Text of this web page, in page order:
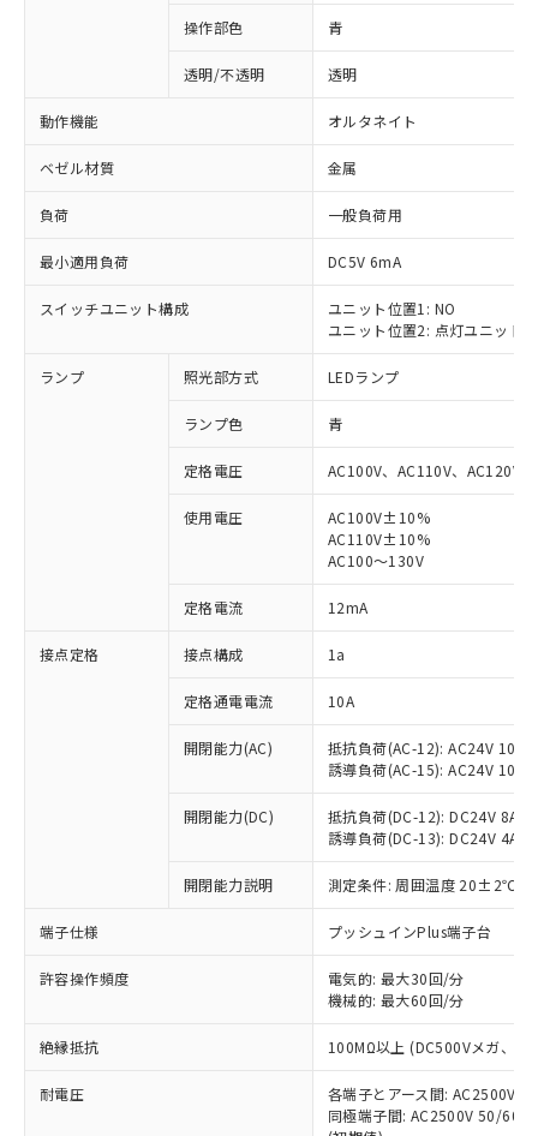
操作部色 青
透明/不透明 透明
動作機能 オルタネイト
ベゼル材質 金属
負荷 一般負荷用
最小適用負荷 DC5V 6mA
スイッチユニット構成
ユニット位置1: NO
ユニット位置2: 点灯ユニット
ランプ 照光部方式 LEDランプ
ランプ色 青
定格電圧 AC100V、AC110V、AC120V
使用電圧
AC100V±10%
AC110V±10%
AC100～130V
定格電流 12mA
接点定格 接点構成 1a
定格通電電流 10A
開閉能力(AC)
抵抗負荷(AC-12): AC24V 10A/
誘導負荷(AC-15): AC24V
開閉能力(DC)
抵抗負荷(DC-12): DC24V 8A/
誘導負荷(DC-13): DC24V 4A/
開閉能力説明 測定条件: 周囲温度 20±2℃、
端子仕様 プッシュインPlus端子台
許容操作頻度
電気的: 最大30回/分
機械的: 最大60回/分
絶縁抵抗 100MΩ以上 (DC500Vメガ、点
耐電圧
各端子とアース間: AC2500V
同極端子間: AC2500V 50/
ご利用条件
以下の条件をお読みいただき、同意のうえ
本サービスは、当社制御機器事業取扱
商品の当社在庫状況および標準価格
(税抜)を提供させていただくもので
当社制御機器事業取扱商品の中には、
ことをご了承ください。
在庫状況および標準価格照会結果は、
記載している更新日時点での社内デー
タに基づき作成されるものであり、閲
覧された時点での実際の在庫および標
準価格とは異なる場合があることをご
対応済み：EU RoHS指令（10物質）の
非含有に対応した製品が提供可能な商品で
す。
対応予定：EU RoHS指令（10物質）の非含
有に対応した製品に切り替える予定のある
対応予定なし：EU RoHS指令（10物質）の
非含有に非対応の商品で、対応品を出す予
調査・確認中：EU RoHS指令（10物質）の
非含有の対応状況を調査中または確認中の
非該当品：ライセンス料など無形物で、有
害物質有無と関係のない商品です。
仕入先様の事情により、非含有部品として
いたものが、含有品と判明した場合などや
むを得ず変更することがあります。
*EU RoHS指令（10物質）：
鉛(Pb) 1000ppm以下、 水銀(Hg) 1000ppm以下、 カド
六価クロム(Cr(Ⅵ)) 1000ppm以下、ポリ臭化ビフェニル
類(PBB) 1000ppm以下、ポリ臭化ジフェニルエーテル類
「○」：最大均質材料含有率が中国RoHSの
基準値以下であることを示します。
「×」：最大均質材料含有率が中国RoHSの
基準値を超えていることを示します。
「－」：未確認です。当社販売部門へお問
*中国RoHS10物質の基準値 (GB/T26572)：
Pb(鉛) :1000ppm、 Hg(水銀) : 1000ppm、 Cd(カドミウ
Cr(Ⅵ)(六価クロム) : 1000ppm、 PBBs(ポリ臭化ビフェ
当社は、これら貴社製品のうち、外国
為替および外国貿易法に定める商品
または国外への提供する場合は、日本
国政府の輸出許可(または役務取引許
可)を取得するなどの必要な手続きを